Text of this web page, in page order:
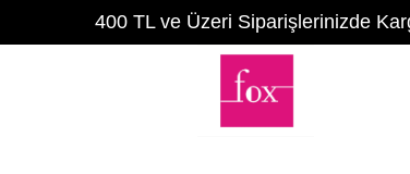
400 TL ve Üzeri Siparişlerinizde